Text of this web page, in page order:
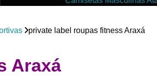
Camisetas para Sublimação
Confecção de Roupas
private label roupas fitness Araxá
Araxá